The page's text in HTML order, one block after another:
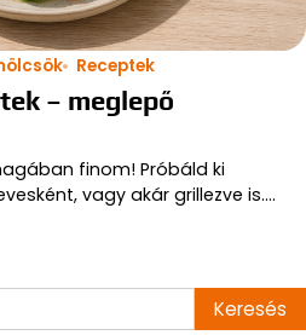
Receptek
– meglepő
finom! Próbáld ki
vagy akár grillezve is.…